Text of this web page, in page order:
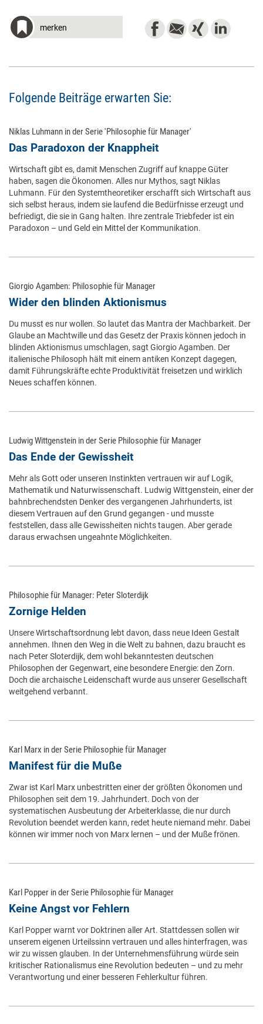
merken
Folgende Beiträge erwarten Sie:
Niklas Luhmann in der Serie 'Philosophie für Manager'
Das Paradoxon der Knappheit
Wirtschaft gibt es, damit Menschen Zugriff auf knappe Güter
haben, sagen die Ökonomen. Alles nur Mythos, sagt Niklas
Luhmann. Für den Systemtheoretiker erschafft sich Wirtschaft aus
sich selbst heraus, indem sie laufend die Bedürfnisse erzeugt und
befriedigt, die sie in Gang halten. Ihre zentrale Triebfeder ist ein
Paradoxon – und Geld ein Mittel der Kommunikation.
Giorgio Agamben: Philosophie für Manager
Wider den blinden Aktionismus
Du musst es nur wollen. So lautet das Mantra der Machbarkeit. Der
Glaube an Machtwille und das Gesetz der Praxis können jedoch in
blinden Aktionismus umschlagen, sagt Giorgio Agamben. Der
italienische Philosoph hält mit einem antiken Konzept dagegen,
damit Führungskräfte echte Produktivität freisetzen und wirklich
Neues schaffen können.
Ludwig Wittgenstein in der Serie Philosophie für Manager
Das Ende der Gewissheit
Mehr als Gott oder unseren Instinkten vertrauen wir auf Logik,
Mathematik und Naturwissenschaft. Ludwig Wittgenstein, einer der
bahnbrechendsten Denker des vergangenen Jahrhunderts, ist
diesem Vertrauen auf den Grund gegangen - und musste
feststellen, dass alle Gewissheiten nichts taugen. Aber gerade
daraus erwachsen ungeahnte Möglichkeiten.
Philosophie für Manager: Peter Sloterdijk
Zornige Helden
Unsere Wirtschaftsordnung lebt davon, dass neue Ideen Gestalt
annehmen. Ihnen den Weg in die Welt zu bahnen, dazu braucht es
nach Peter Sloterdijk, dem wohl bekanntesten deutschen
Philosophen der Gegenwart, eine besondere Energie: den Zorn.
Doch die archaische Leidenschaft wurde aus unserer Gesellschaft
weitgehend verbannt.
Karl Marx in der Serie Philosophie für Manager
Manifest für die Muße
Zwar ist Karl Marx unbestritten einer der größten Ökonomen und
Philosophen seit dem 19. Jahrhundert. Doch von der
systematischen Ausbeutung der Arbeiterklasse, die nur durch
Revolution beendet werden kann, redet heute niemand mehr. Dabei
können wir immer noch von Marx lernen – und der Muße frönen.
Karl Popper in der Serie Philosophie für Manager
Keine Angst vor Fehlern
Karl Popper warnt vor Doktrinen aller Art. Stattdessen sollen wir
unserem eigenen Urteilssinn vertrauen und alles hinterfragen, was
wir zu wissen glauben. In der Unternehmensführung würde sein
kritischer Rationalismus eine Revolution bedeuten – und zu mehr
Verantwortung und einer besseren Fehlerkultur führen.